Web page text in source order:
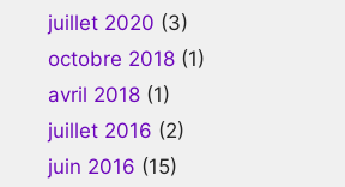
juillet 2020 (3)
octobre 2018 (1)
avril 2018 (1)
juillet 2016 (2)
juin 2016 (15)